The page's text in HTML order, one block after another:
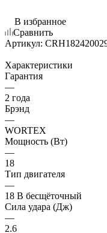
В избранное
Сравнить
Артикул:
Характеристики
Гарантия
—
2 года
Брэнд
—
WORTEX
Мощность (Вт)
—
18
Тип двигателя
—
18 В бесщёточный
Сила удара (Дж)
—
2.6